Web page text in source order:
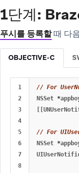
1단계:
푸시를 등록할때 다
OBJECTIVE-C
1
2
3
4
5
6
7
8
// For
NSSet *
// For
NSSet *